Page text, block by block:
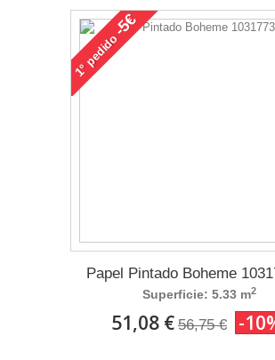
1°
pedido
-5€
Papel Pintado Boheme
Superficie: 5.33 m2
51,08 € 56,75 € -